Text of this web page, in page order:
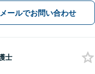
首サポートに注力する刑事
烏丸御池駅7分】
メールでお問い合わせ
士